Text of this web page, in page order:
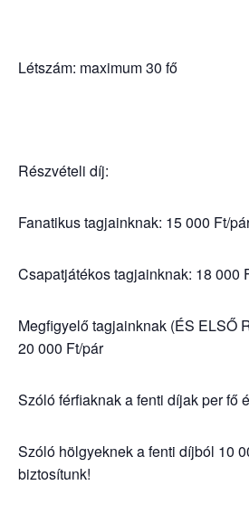
Létszám: maximum 30 fő
Részvételi díj:
Fanatikus tagjainknak: 15 000 Ft/
Csapatjátékos tagjainknak: 18 000
Megfigyelő tagjainknak (ÉS ELSŐ
20 000 Ft/pár
Szóló férfiaknak a fenti díjak per fő
Szóló hölgyeknek a fenti díjból 10
biztosítunk!